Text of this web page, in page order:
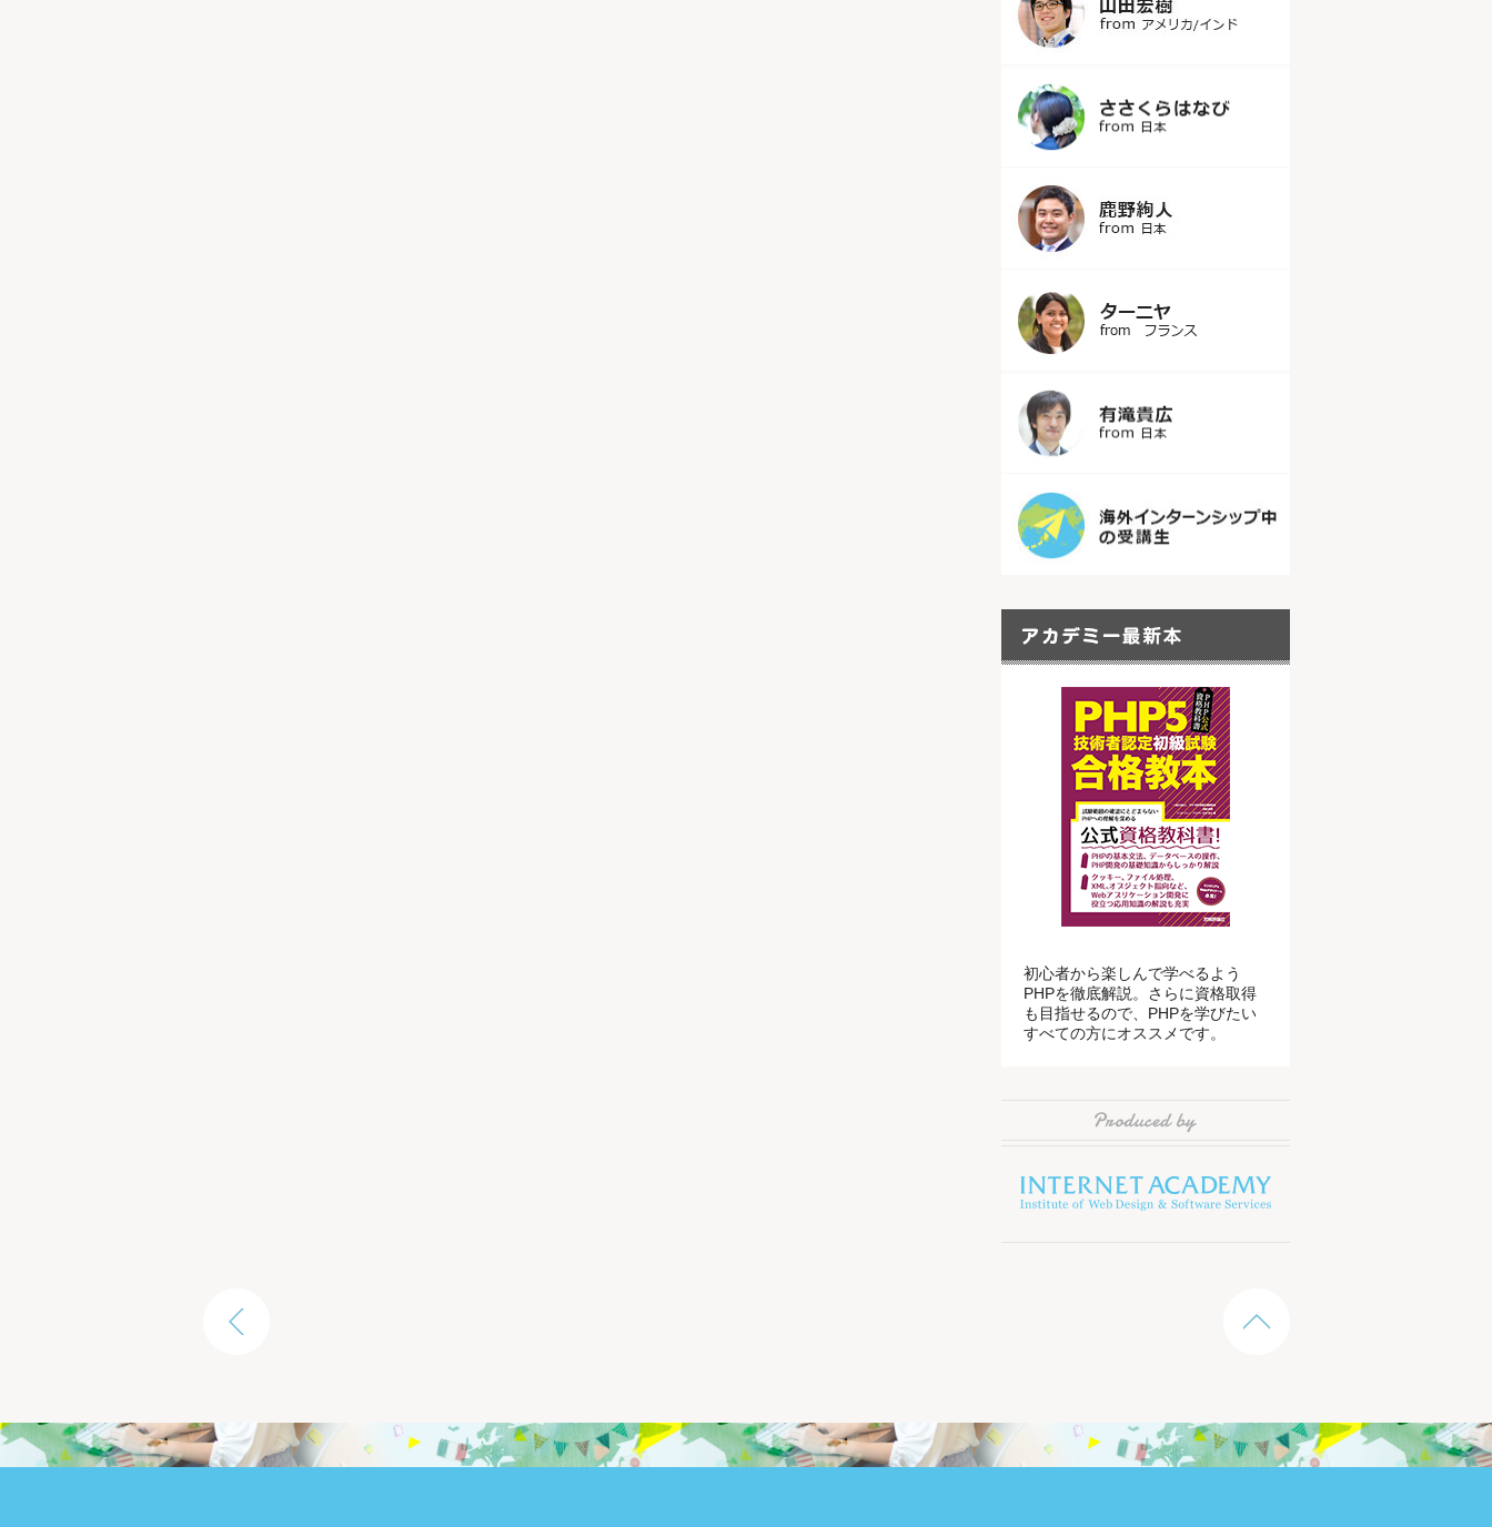
初心者から楽しんで学べるよう
PHPを徹底解説。さらに資格取得
も目指せるので、PHPを学びたい
すべての方にオススメです。